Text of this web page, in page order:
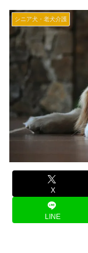
シニア犬・老犬介護
X
LINE